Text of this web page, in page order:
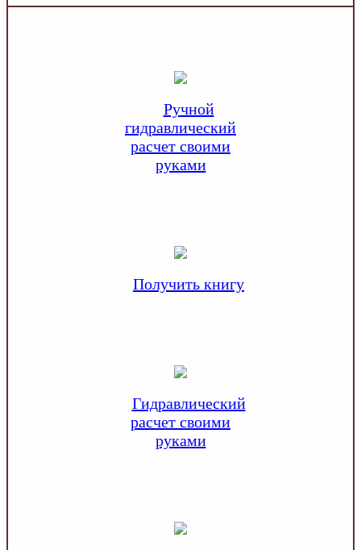
Ручной
гидравлический
расчет своими
руками
Получить книгу
Гидравлический
расчет своими
руками